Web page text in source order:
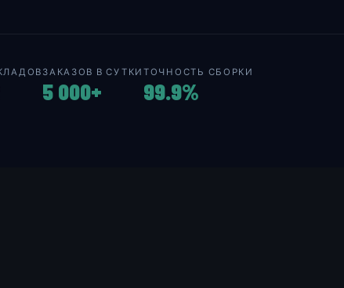
ЗАКАЗОВ В СУТКИ
5 000+
ТОЧНОСТЬ СБОРКИ
99.9%